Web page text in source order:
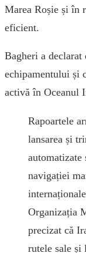
Marea Roșie și în
eficient.
Bagheri a declarat
echipamentului și
activă în Oceanul
Rapoartele
lansarea și
automatizate
navigației
Organizația
precizat că
rutele sale și